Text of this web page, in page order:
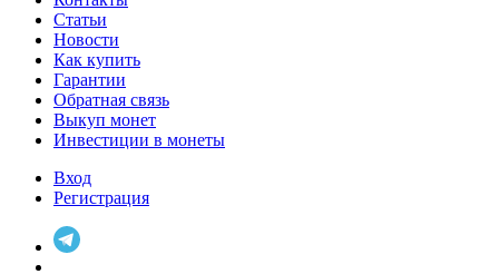
Статьи
Новости
Как купить
Гарантии
Обратная связь
Выкуп монет
Инвестиции в монеты
Вход
Регистрация